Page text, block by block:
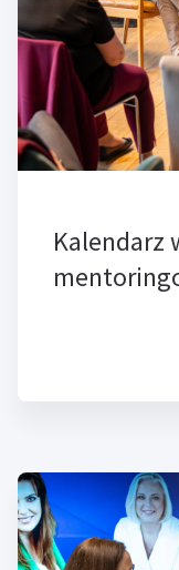
Kalendarz